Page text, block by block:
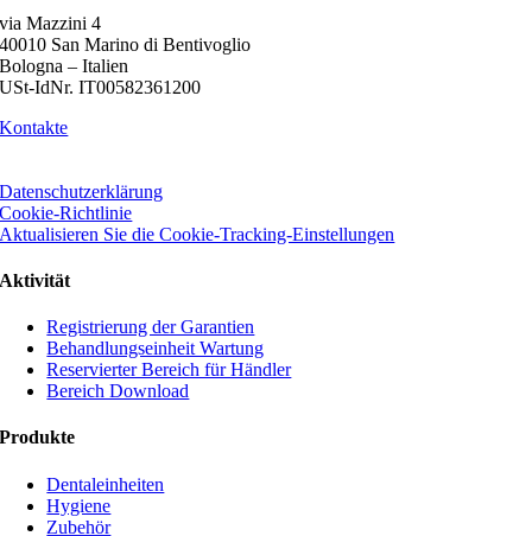
via Mazzini 4
40010 San Marino di Bentivoglio
Bologna – Italien
USt-IdNr. IT00582361200
Kontakte
Datenschutzerklärung
Cookie-Richtlinie
Aktualisieren Sie die Cookie-Tracking-Einstellungen
Aktivität
Registrierung der Garantien
Behandlungseinheit Wartung
Reservierter Bereich für Händler
Bereich Download
Produkte
Dentaleinheiten
Hygiene
Zubehör